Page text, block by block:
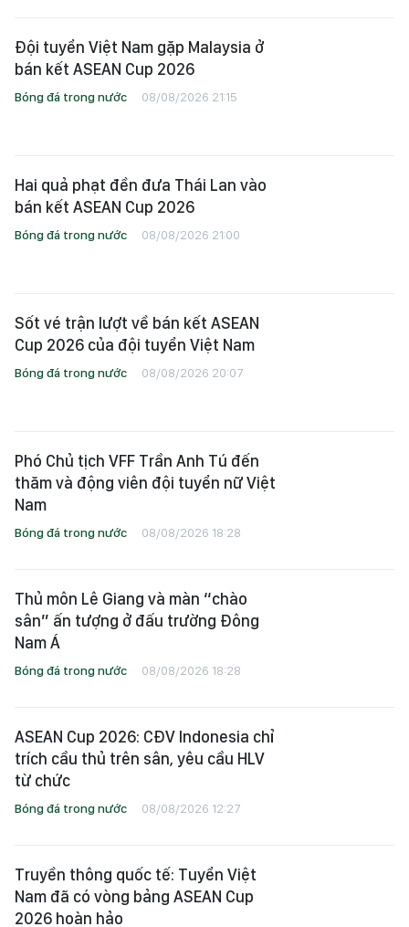
Đội tuyển Việt Nam gặp Malaysia ở
bán kết ASEAN Cup 2026
Bóng đá trong nước 08/08/2026 21:15
Hai quả phạt đền đưa Thái Lan vào
bán kết ASEAN Cup 2026
Bóng đá trong nước 08/08/2026 21:00
Sốt vé trận lượt về bán kết ASEAN
Cup 2026 của đội tuyển Việt Nam
Bóng đá trong nước 08/08/2026 20:07
Phó Chủ tịch VFF Trần Anh Tú đến
thăm và động viên đội tuyển nữ Việt
Nam
Bóng đá trong nước 08/08/2026 18:28
Thủ môn Lê Giang và màn “chào
sân” ấn tượng ở đấu trường Đông
Nam Á
Bóng đá trong nước 08/08/2026 18:28
ASEAN Cup 2026: CĐV Indonesia chỉ
trích cầu thủ trên sân, yêu cầu HLV
từ chức
Bóng đá trong nước 08/08/2026 12:27
Truyền thông quốc tế: Tuyển Việt
Nam đã có vòng bảng ASEAN Cup
2026 hoàn hảo